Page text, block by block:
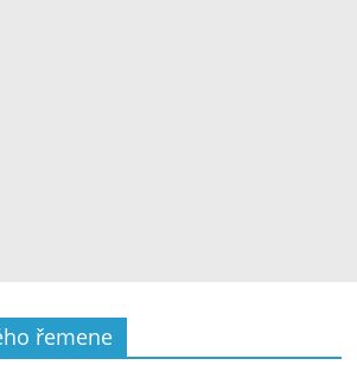
řemene